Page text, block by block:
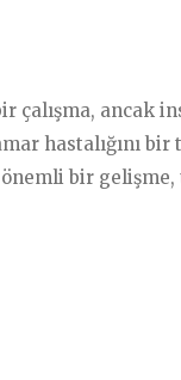
çalışma, ancak
hastalığını
bir gelişme,